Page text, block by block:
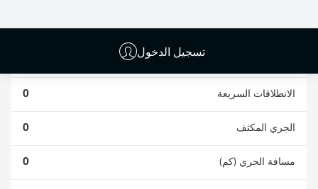
تسجيل الدخول
الانطلاقات السريعة 0
الجري المكثف 0
مسافة الجري (كم) 0